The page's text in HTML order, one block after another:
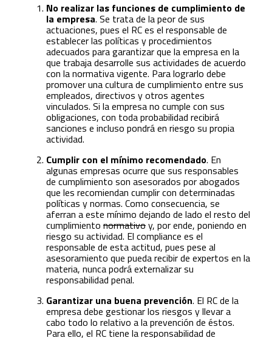
No realizar las funciones de cumplimiento de
la empresa. Se trata de la peor de sus
actuaciones, pues el RC es el responsable de
establecer las políticas y procedimientos
adecuados para garantizar que la empresa en la
que trabaja desarrolle sus actividades de acuerdo
con la normativa vigente. Para lograrlo debe
promover una cultura de cumplimiento entre sus
empleados, directivos y otros agentes
vinculados. Si la empresa no cumple con sus
obligaciones, con toda probabilidad recibirá
sanciones e incluso pondrá en riesgo su propia
actividad.
Cumplir con el mínimo recomendado. En
algunas empresas ocurre que sus responsables
de cumplimiento son asesorados por abogados
que les recomiendan cumplir con determinadas
políticas y normas. Como consecuencia, se
aferran a este mínimo dejando de lado el resto del
cumplimiento normativoy, por ende, poniendo en
riesgo su actividad. El compliance es el
responsable de esta actitud, pues pese al
asesoramiento que pueda recibir de expertos en la
materia, nunca podrá externalizar su
responsabilidad penal.
Garantizar una buena prevención. El RC de la
empresa debe gestionar los riesgos y llevar a
cabo todo lo relativo a la prevención de éstos.
Para ello, el RC tiene la responsabilidad de